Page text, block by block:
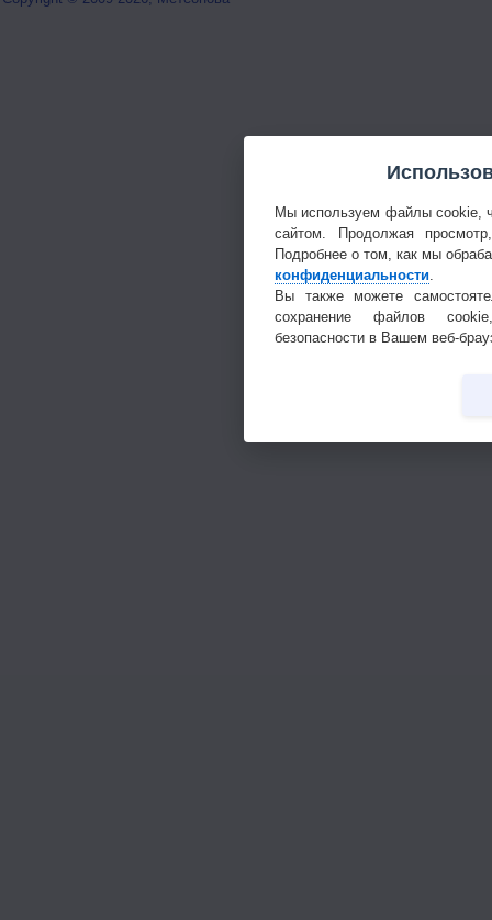
Мы используем файлы cookie,
сайтом. Продолжая
Подробнее о том, как мы
конфиденциальности
Вы также можете
сохранение файлов
безопасности в Вашем веб-